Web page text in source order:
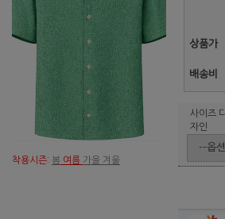
착용시즌: 봄 여름 가을 겨울
상품가
배송비
사이즈 디
자인